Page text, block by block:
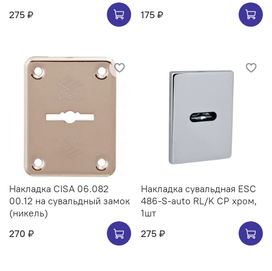
275 ₽
175 ₽
Накладка CISA 06.082
00.12 на сувальдный замок
(никель)
270 ₽
Накладка сувальдная ESC
486-S-auto RL/K CP хром,
1шт
275 ₽